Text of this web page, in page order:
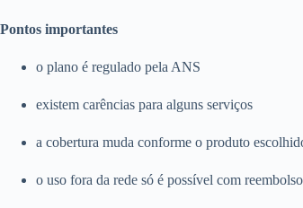
Pontos importantes
o plano é regulado pela ANS
existem carências para alguns serviços
a cobertura muda conforme o produto
o uso fora da rede só é possível com